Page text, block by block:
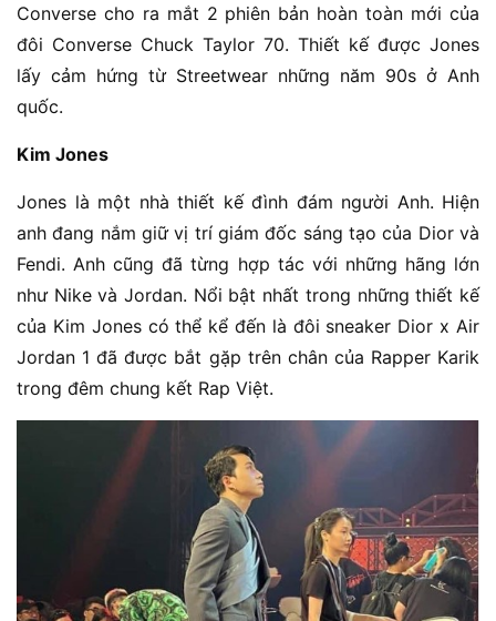
Converse cho ra mắt 2 phiên bản hoàn toàn mới của
đôi Converse Chuck Taylor 70. Thiết kế được Jones
lấy cảm hứng từ Streetwear những năm 90s ở Anh
quốc.
Kim Jones
Jones là một nhà thiết kế đình đám người Anh. Hiện
anh đang nắm giữ vị trí giám đốc sáng tạo của Dior và
Fendi. Anh cũng đã từng hợp tác với những hãng lớn
như Nike và Jordan. Nổi bật nhất trong những thiết kế
của Kim Jones có thể kể đến là đôi sneaker Dior x Air
Jordan 1 đã được bắt gặp trên chân của Rapper Karik
trong đêm chung kết Rap Việt.